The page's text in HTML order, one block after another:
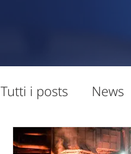
Tutti i posts News
Sportello Mepa